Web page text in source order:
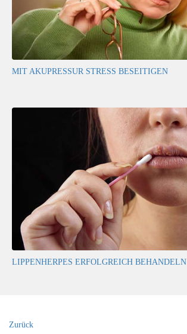
MIT AKUPRESSUR STRESS BESEITIGEN
LIPPENHERPES ERFOLGREICH BEHANDELN
Zurück